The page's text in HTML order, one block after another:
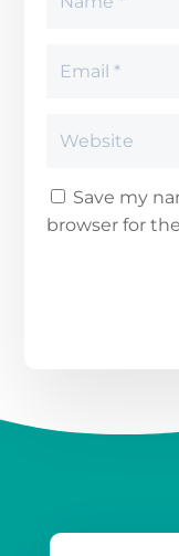
Save my
browser for